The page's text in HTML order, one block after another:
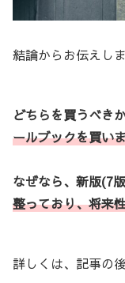
結論からお伝えしま
どちらを買うべき
ールブックを買い
なぜなら、新版(7
整っており、将来
詳しくは、記事の